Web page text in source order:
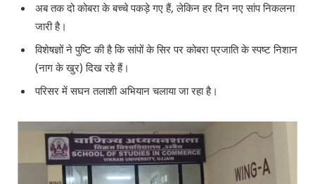
अब तक दो कोबरा के बच्चे पकड़े गए हैं, लेकिन हर दिन नए सांप निकलना
जारी है।
विशेषज्ञों ने पुष्टि की है कि सांपों के सिर पर कोबरा प्रजाति के स्पष्ट निशान
(नाग के खुर) दिख रहे हैं।
परिसर में सघन तलाशी अभियान चलाया जा रहा है।